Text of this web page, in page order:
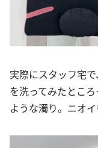
実際にスタッフ宅で、
を洗ってみたとこ
ような濁り。ニオ